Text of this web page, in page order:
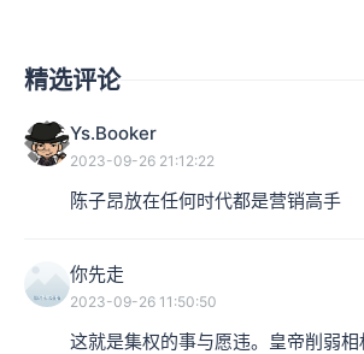
是要进一步地确认，是从所做的事情
样，但是换另外一个方向来看，在身
本集编辑：小蝉
精选评论
Ys.Booker
2023-09-26 21:12:22
陈子昂放在任何时代都是营销高手
你先走
2023-09-26 11:50:50
这就是集权的事与愿违。皇帝削弱